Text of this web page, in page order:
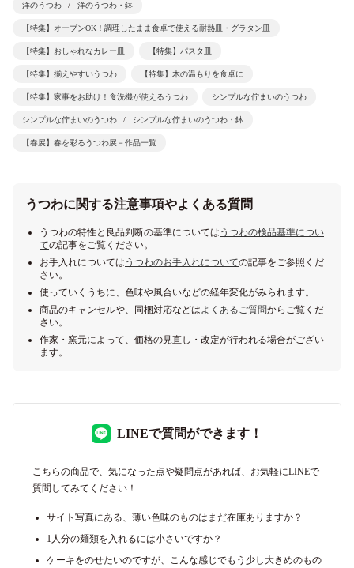
洋のうつわ 洋のうつわ・鉢
【特集】オーブンOK！調理したまま食卓で使える耐熱皿・グラタン皿
【特集】おしゃれなカレー皿 【特集】パスタ皿
【特集】揃えやすいうつわ 【特集】木の温もりを食卓に
【特集】家事をお助け！食洗機が使えるうつわ シンプルな佇まいのうつわ
シンプルな佇まいのうつわ シンプルな佇まいのうつわ・鉢
【春展】春を彩るうつわ展－作品一覧
うつわに関する注意事項やよくある質問
うつわの特性と良品判断の基準については うつわの検品基準につい
ての記事をご覧ください。
お手入れについては うつわのお手入れについての記事をご参照くだ
さい。
使っていくうちに、色味や風合いなどの経年変化がみられます。
商品のキャンセルや、同梱対応などはよくあるご質問からご覧くだ
さい。
作家・窯元によって、価格の見直し・改定が行われる場合がござい
ます。
LINEで質問ができます！
こちらの商品で、気になった点や疑問点があれば、お気軽にLINEで
質問してみてください！
サイト写真にある、薄い色味のものはまだ在庫ありますか？
1人分の麺類を入れるには小さいですか？
ケーキをのせたいのですが、こんな感じでもう少し大きめのもの